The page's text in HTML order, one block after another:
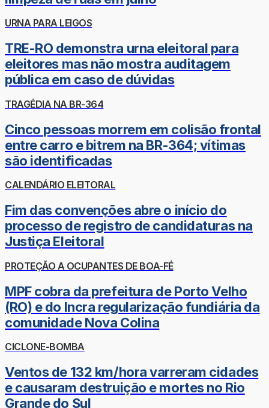
URNA PARA LEIGOS
TRE-RO demonstra urna eleitoral para
eleitores mas não mostra auditagem
pública em caso de dúvidas
TRAGÉDIA NA BR-364
Cinco pessoas morrem em colisão frontal
entre carro e bitrem na BR-364; vítimas
são identificadas
CALENDÁRIO ELEITORAL
Fim das convenções abre o início do
processo de registro de candidaturas na
Justiça Eleitoral
PROTEÇÃO A OCUPANTES DE BOA-FÉ
MPF cobra da prefeitura de Porto Velho
(RO) e do Incra regularização fundiária da
comunidade Nova Colina
CICLONE-BOMBA
Ventos de 132 km/hora varreram cidades
e causaram destruição e mortes no Rio
Grande do Sul